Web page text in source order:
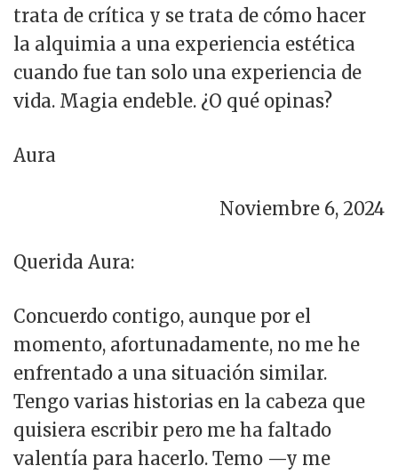
trata de crítica y se trata de cómo hacer
la alquimia a una experiencia estética
cuando fue tan solo una experiencia de
vida. Magia endeble. ¿O qué opinas?
Aura
Noviembre 6, 2024
Querida Aura:
Concuerdo contigo, aunque por el
momento, afortunadamente, no me he
enfrentado a una situación similar.
Tengo varias historias en la cabeza que
quisiera escribir pero me ha faltado
valentía para hacerlo. Temo —y me